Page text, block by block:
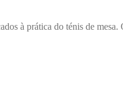
à prática do ténis de